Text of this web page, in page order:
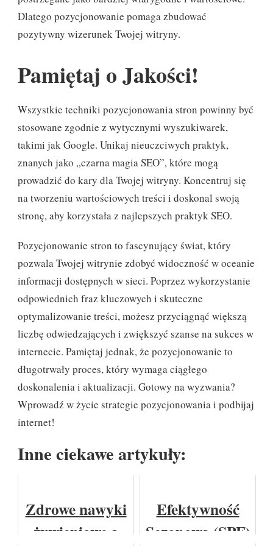
Dlatego pozycjonowanie pomaga zbudować
pozytywny wizerunek Twojej witryny.
Pamiętaj o Jakości!
Wszystkie techniki pozycjonowania stron powinny być
stosowane zgodnie z wytycznymi wyszukiwarek,
takimi jak Google. Unikaj nieuczciwych praktyk,
znanych jako „czarna magia SEO”, które mogą
prowadzić do kary dla Twojej witryny. Koncentruj się
na tworzeniu wartościowych treści i doskonal swoją
stronę, aby korzystała z najlepszych praktyk SEO.
Pozycjonowanie stron to fascynujący świat, który
pozwala Twojej witrynie zdobyć widoczność w oceanie
informacji dostępnych w sieci. Poprzez wykorzystanie
odpowiednich fraz kluczowych i skuteczne
optymalizowanie treści, możesz przyciągnąć większą
liczbę odwiedzających i zwiększyć szanse na sukces w
internecie. Pamiętaj jednak, że pozycjonowanie to
długotrwały proces, który wymaga ciągłego
doskonalenia i aktualizacji. Gotowy na wyzwania?
Wprowadź w życie strategie pozycjonowania i podbijaj
internet!
Inne ciekawe artykuły:
Zdrowe nawyki
żywieniowe a
Efektywność
Sezonowa (SPF)